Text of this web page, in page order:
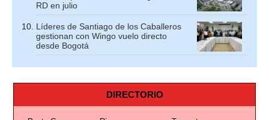
RD en julio
Líderes de Santiago de los Caballeros
gestionan con Wingo vuelo directo
desde Bogotá
DIRECTORIO